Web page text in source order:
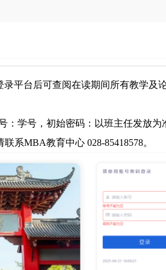
平台后可查阅在读期间所有教学及
学号，初始密码：以班主任发放
系MBA教育中心 028-85418578。